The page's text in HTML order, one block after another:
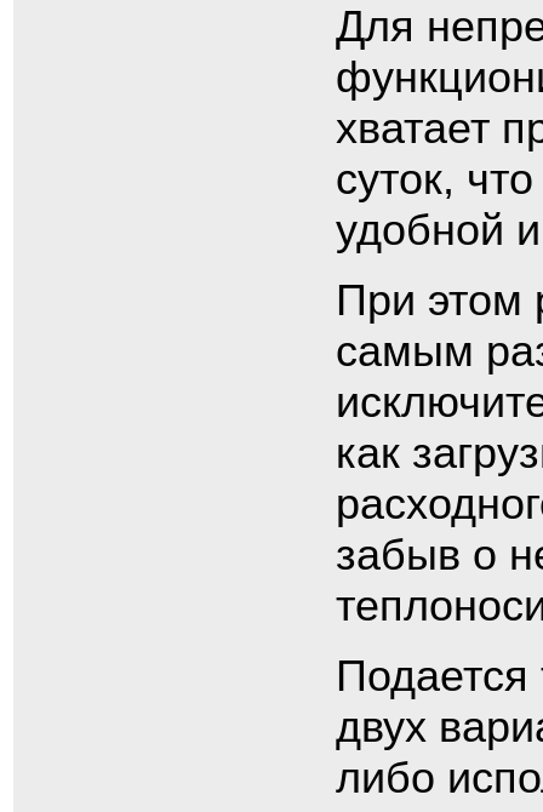
Для
хватает
суток,
удобной
При этом
самым
как
забыв о
Подается
двух
либо